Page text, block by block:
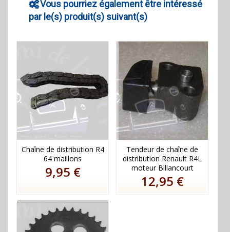
Vous pourriez également être intéressé
par le(s) produit(s) suivant(s)
Chaîne de distribution R4
64 maillons
9,95 €
Tendeur de chaîne de
distribution Renault R4L
moteur Billancourt
12,95 €